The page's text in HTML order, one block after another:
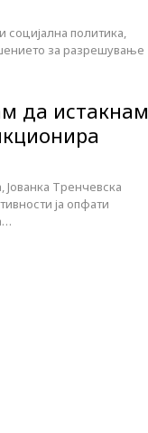
социјална политика,
за разрешување
да истакнам
Тренчевска
ја опфати